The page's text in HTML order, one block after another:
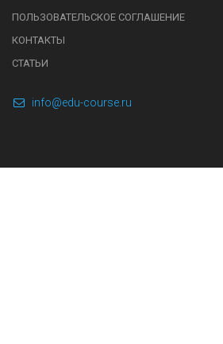
ПОЛЬЗОВАТЕЛЬСКОЕ СОГЛАШЕНИЕ
КОНТАКТЫ
СТАТЬИ
info@edu-course.ru